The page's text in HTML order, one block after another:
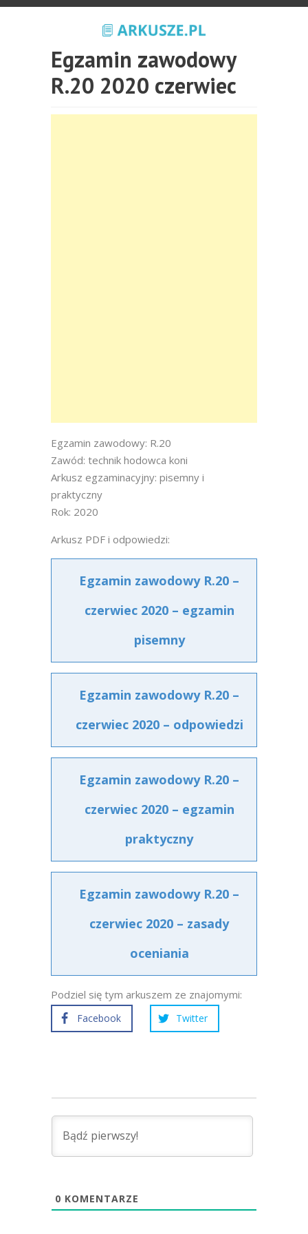
Egzamin zawodowy
R.20 2020 czerwiec
Egzamin zawodowy: R.20
Zawód: technik hodowca koni
Arkusz egzaminacyjny: pisemny i
praktyczny
Rok: 2020
Arkusz PDF i odpowiedzi:
Egzamin zawodowy R.20 –
czerwiec 2020 – egzamin
pisemny
Egzamin zawodowy R.20 –
czerwiec 2020 – odpowiedzi
Egzamin zawodowy R.20 –
czerwiec 2020 – egzamin
praktyczny
Egzamin zawodowy R.20 –
czerwiec 2020 – zasady
oceniania
Podziel się tym arkuszem ze znajomymi:
Facebook Twitter
0 KOMENTARZE